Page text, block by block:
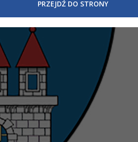
dodatkowych działań.
PRZEJDŹ DO STRONY